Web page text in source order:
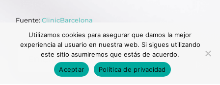
Fuente: ClinicBarcelona
Enfermedades glomerulaes
Utilizamos cookies para asegurar que damos la mejor
experiencia al usuario en nuestra web. Si sigues utilizando
este sitio asumiremos que estás de acuerdo.
Aceptar
Política de privacidad